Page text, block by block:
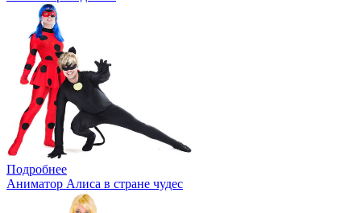
Подробнее
Аниматор Алиса в стране чудес